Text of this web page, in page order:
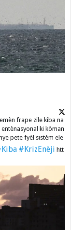
frape zile kiba na
ki kòman
pete fyèl sistèm ele
#KrizEnèji htt